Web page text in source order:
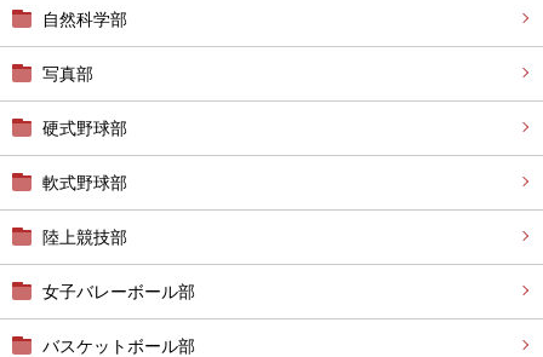
自然科学部
写真部
硬式野球部
軟式野球部
陸上競技部
女子バレーボール部
バスケットボール部